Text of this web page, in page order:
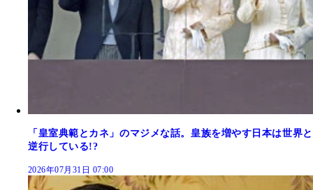
「皇室典範とカネ」のマジメな話。皇族を増やす日本は世界と
逆行している!?
2026年07月31日 07:00